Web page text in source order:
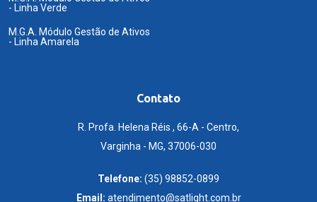
- Linha Verde
M.G.A. Módulo Gestão de Ativos
- Linha Amarela
Contato
R. Profa. Helena Réis , 66-A - Centro,
Varginha - MG, 37006-030
Telefone: (35) 98852-0899
Email: atendimento@satlight.com.br